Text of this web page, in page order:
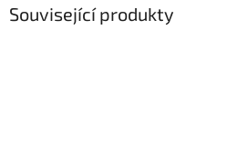
Související produkty